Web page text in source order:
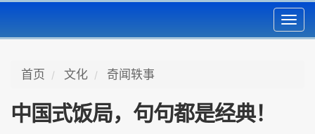
首页 文化 奇闻轶事
中国式饭局，句句都是经典！